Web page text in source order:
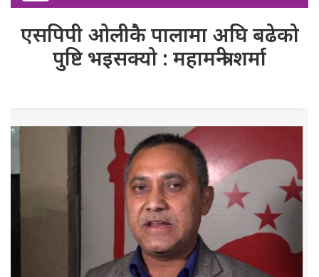
एसपिपी ओलीकै पालामा अघि बढेको
पुष्टि भइसक्यो : महामन्त्री शर्मा